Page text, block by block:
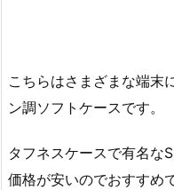
こちらはさまざまな端末
ン調ソフトケースです。
タフネスケースで有名な
価格が安いのでおすすめ